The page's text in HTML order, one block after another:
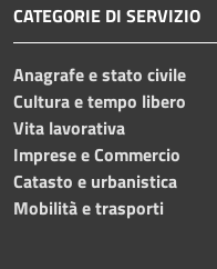
CATEGORIE DI SERVIZIO
Anagrafe e stato civile
Cultura e tempo libero
Vita lavorativa
Imprese e Commercio
Catasto e urbanistica
Mobilità e trasporti